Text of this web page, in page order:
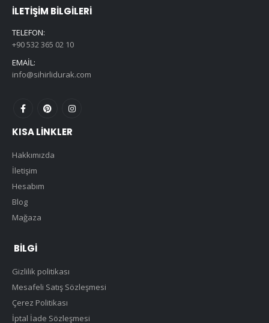
İLETIŞIM BILGILERI
TELEFON:
+90 532 365 02 10
EMAIL:
info@sihirlidurak.com
KISA LINKLER
Hakkımızda
İletişim
Hesabım
Blog
Mağaza
BILGI
Gizlilik politikası
Mesafeli Satış Sözleşmesi
Çerez Politikası
İptal İade Sözleşmesi